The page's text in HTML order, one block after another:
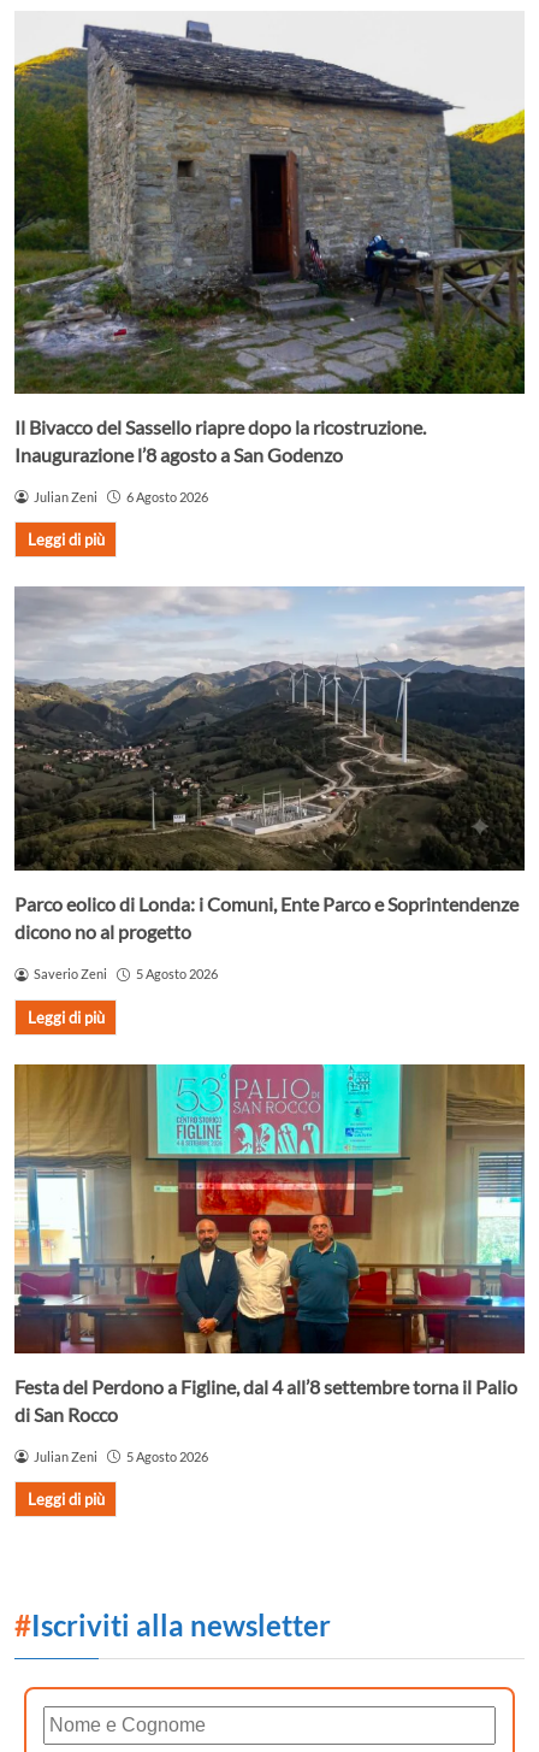
Il Bivacco del Sassello riapre dopo la ricostruzione.
Inaugurazione l’8 agosto a San Godenzo
Julian Zeni 6 Agosto 2026
Leggi di più
Parco eolico di Londa: i Comuni, Ente Parco e Soprintendenze
dicono no al progetto
Saverio Zeni 5 Agosto 2026
Leggi di più
Festa del Perdono a Figline, dal 4 all’8 settembre torna il Palio
di San Rocco
Julian Zeni 5 Agosto 2026
Leggi di più
#Iscriviti alla newsletter